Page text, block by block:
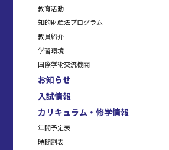
教育活動
知的財産法プログラム
教員紹介
学習環境
国際学術交流機関
お知らせ
入試情報
カリキュラム・修学情報
年間予定表
時間割表